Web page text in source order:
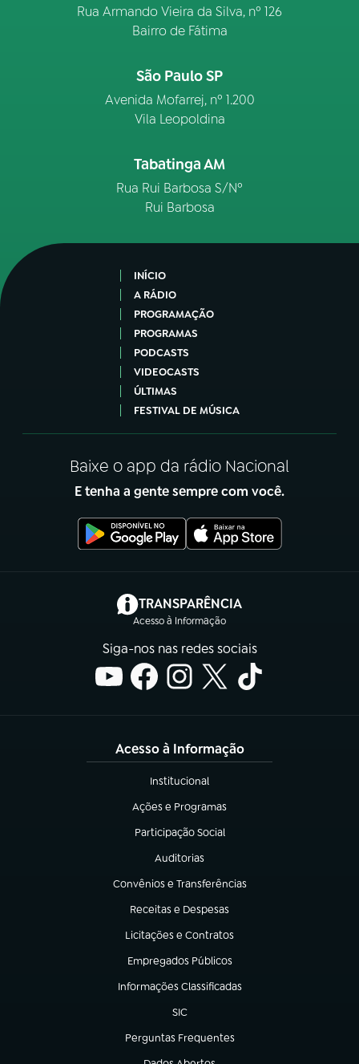
Rua Armando Vieira da Silva, nº 126
Bairro de Fátima
São Paulo SP
Avenida Mofarrej, nº 1.200
Vila Leopoldina
Tabatinga AM
Rua Rui Barbosa S/Nº
Rui Barbosa
INÍCIO
A RÁDIO
PROGRAMAÇÃO
PROGRAMAS
PODCASTS
VIDEOCASTS
ÚLTIMAS
FESTIVAL DE MÚSICA
Baixe o app da rádio Nacional
E tenha a gente sempre com você.
TRANSPARÊNCIA
Acesso à Informação
(abre em nova aba)
Siga-nos nas redes sociais
Acesso à Informação
Institucional
(abre em nova aba)
Ações e Programas
(abre em nova aba)
Participação Social
(abre em nova aba)
Auditorias
(abre em nova aba)
Convênios e Transferências
(abre em nova aba)
Receitas e Despesas
(abre em nova aba)
Licitações e Contratos
(abre em nova aba)
Empregados Públicos
(abre em nova aba)
Informações Classificadas
(abre em nova aba)
SIC
(abre em nova aba)
Perguntas Frequentes
(abre em nova aba)